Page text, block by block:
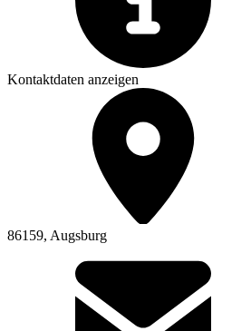
Kontaktdaten anzeigen
86159, Augsburg